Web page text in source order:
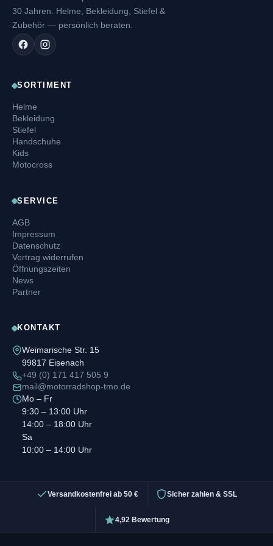
30 Jahren. Helme, Bekleidung, Stiefel &
Zubehör — persönlich beraten.
SORTIMENT
Helme
Bekleidung
Stiefel
Handschuhe
Kids
Motocross
SERVICE
AGB
Impressum
Datenschutz
Vertrag widerrufen
Öffnungszeiten
News
Partner
KONTAKT
Weimarische Str. 15
99817 Eisenach
+49 (0) 171 417 505 9
mail@motorradshop-tmo.de
Mo – Fr
9:30 – 13:00 Uhr
14:00 – 18:00 Uhr
Sa
10:00 – 14:00 Uhr
Versandkostenfrei ab 50 € Sicher zahlen & SSL
4,92 Bewertung